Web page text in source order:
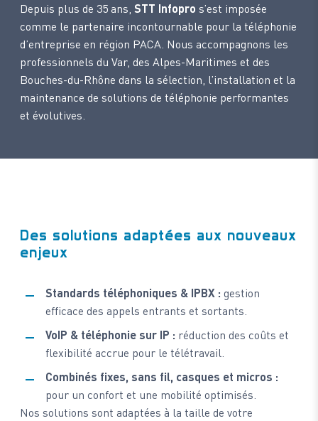
Depuis plus de 35 ans, STT Infopro s’est imposée
comme le partenaire incontournable pour la téléphonie
d’entreprise en région PACA. Nous accompagnons les
professionnels du Var, des Alpes-Maritimes et des
Bouches-du-Rhône dans la sélection, l’installation et la
maintenance de solutions de téléphonie performantes
et évolutives.
Des solutions adaptées aux nouveaux
enjeux
Standards téléphoniques & IPBX : gestion
efficace des appels entrants et sortants.
VoIP & téléphonie sur IP : réduction des coûts et
flexibilité accrue pour le télétravail.
Combinés fixes, sans fil, casques et micros :
pour un confort et une mobilité optimisés.
Nos solutions sont adaptées à la taille de votre